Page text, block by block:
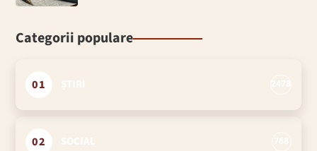
Categorii populare
01
02